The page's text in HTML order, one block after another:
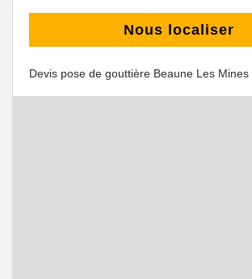
Nous localiser
Devis pose de gouttière Beaune Les Mines